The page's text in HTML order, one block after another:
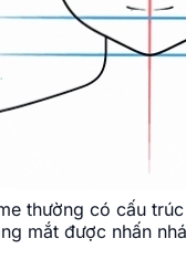
thường có cấu
mắt được nhấn